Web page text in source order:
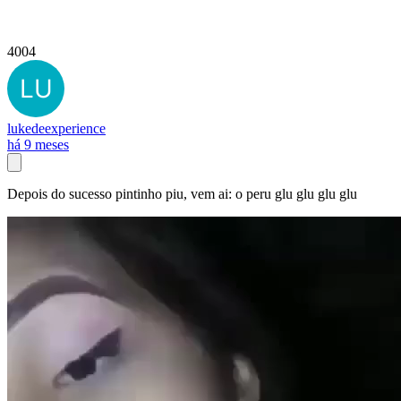
4004
lukedeexperience
há 9 meses
Depois do sucesso pintinho piu, vem ai: o peru glu glu glu glu